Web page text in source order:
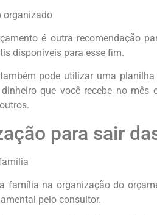
organizado
é outra recomendação
disponíveis para esse fim.
pode utilizar uma
que você recebe no
para sair
família na organização do
pelo consultor.